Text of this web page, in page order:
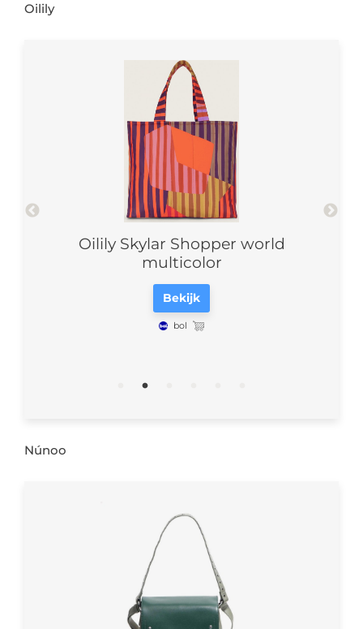
Oilily
Oilily Skylar Shopper world
multicolor
Bekijk
bol
Núnoo